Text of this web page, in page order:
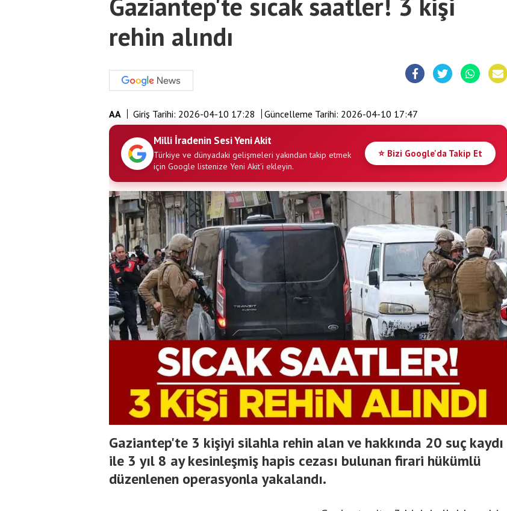
rehin alındı
AA Giriş Tarihi: 2026-04-10 17:28 Güncelleme Tarihi: 2026-04-10 17:47
Milli İradenin Sesi Yeni Akit
Türkiye ve dünyadaki gelişmeleri yakından takip etmek
için Google listenize Yeni Akit'i ekleyin.
⭐ Bizi Google'da Takip Et
Gaziantep'te 3 kişiyi silahla rehin alan ve hakkında 20 suç kaydı
ile 3 yıl 8 ay kesinleşmiş hapis cezası bulunan firari hükümlü
düzenlenen operasyonla yakalandı.